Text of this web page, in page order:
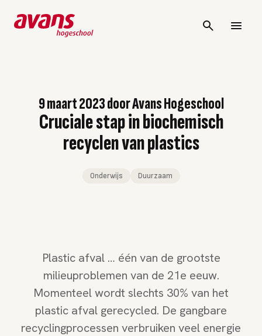
9 maart 2023doorAvans Hogeschool
Cruciale stap in biochemisch
recyclen van plastics
Onderwijs Duurzaam
Plastic afval … één van de grootste
milieuproblemen van de 21e eeuw.
Momenteel wordt slechts 30% van het
plastic afval gerecycled. De gangbare
recyclingprocessen verbruiken veel energie